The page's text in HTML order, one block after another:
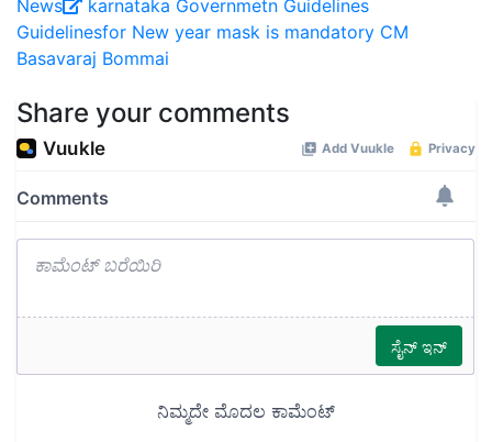
News
karnataka Governmetn Guidelines
Guidelinesfor New year mask is mandatory CM
Basavaraj Bommai
Share your comments